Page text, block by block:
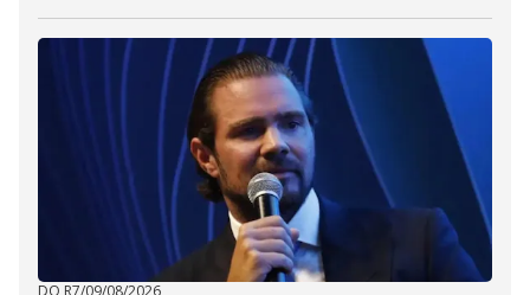
DO R7/09/08/2026